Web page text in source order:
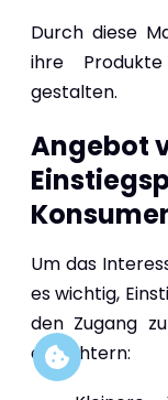
Durch diese
ihre
gestalten.
Angebot
Um das
es wichtig,
den Zugang
erleichtern: